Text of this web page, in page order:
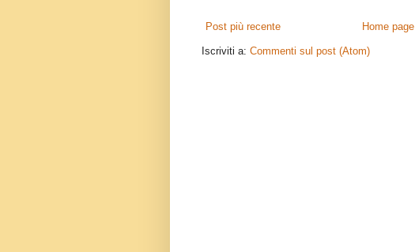
Post più recente Home page
Iscriviti a: Commenti sul post (Atom)